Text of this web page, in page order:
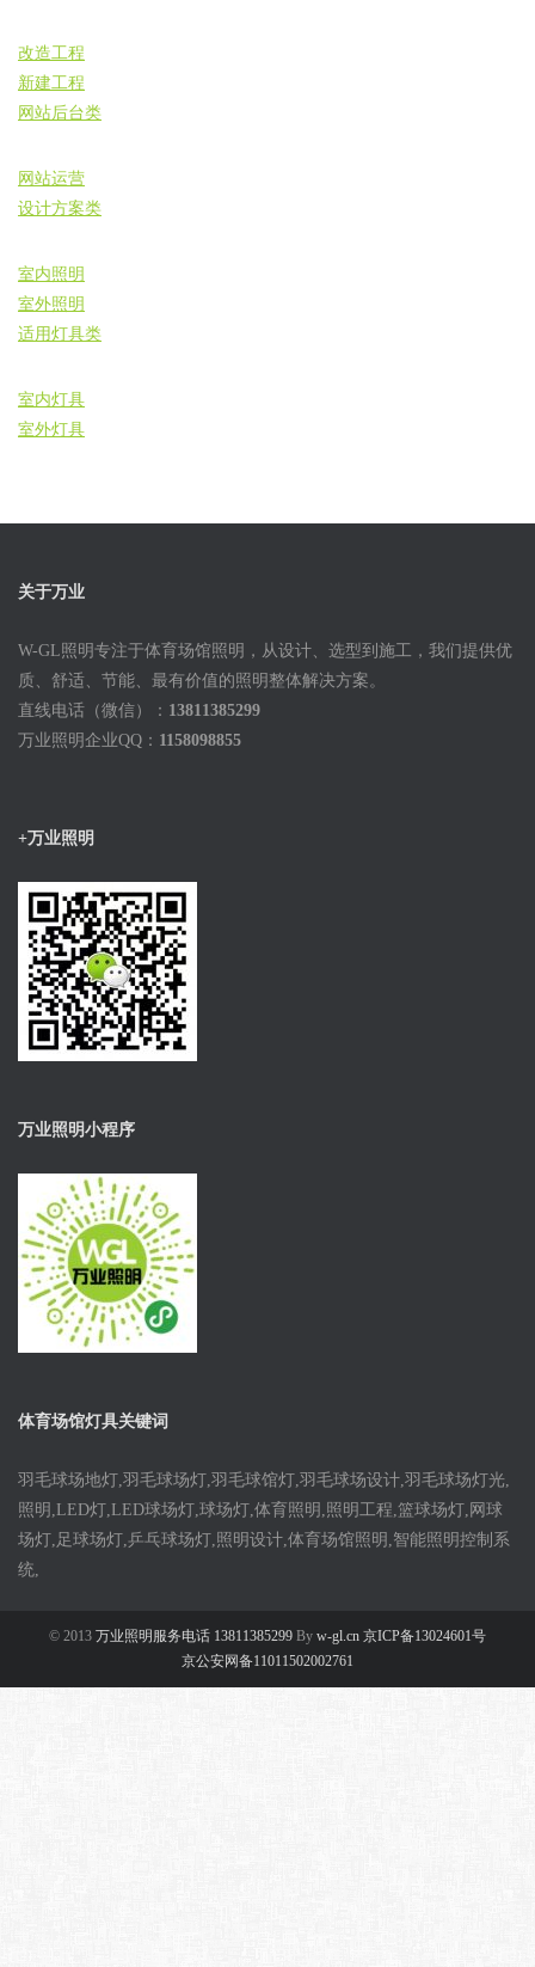
改造工程
新建工程
网站后台类
网站运营
设计方案类
室内照明
室外照明
适用灯具类
室内灯具
室外灯具
关于万业
W-GL照明专注于体育场馆照明，从设计、选型到施工，我们提供优
质、舒适、节能、最有价值的照明整体解决方案。
直线电话（微信）： 13811385299
万业照明企业QQ： 1158098855
+万业照明
万业照明小程序
体育场馆灯具关键词
羽毛球场地灯,羽毛球场灯,羽毛球馆灯,羽毛球场设计,羽毛球场灯光,
照明,LED灯,LED球场灯,球场灯,体育照明,照明工程,篮球场灯,网球
场灯,足球场灯,乒乓球场灯,照明设计,体育场馆照明,智能照明控制系
统,
© 2013 万业照明服务电话 13811385299 By w-gl.cn 京ICP备13024601号
京公安网备11011502002761